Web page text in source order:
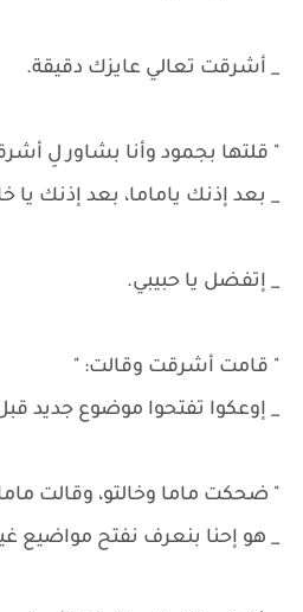
_ أشرقت تعالي عايزك دقيقة.
" قلتها بجمود وأنا بشاور لِ
_ بعد إذنك ياماما، بعد إذنك يا
_ إتفضل يا حبيبي.
" قامت أشرقت وقالت: "
_ إوعكوا تفتحوا موضوع جديد
" ضحكت ماما وخالتو، وقالت
_ هو إحنا بنعرف نفتح مواضيع